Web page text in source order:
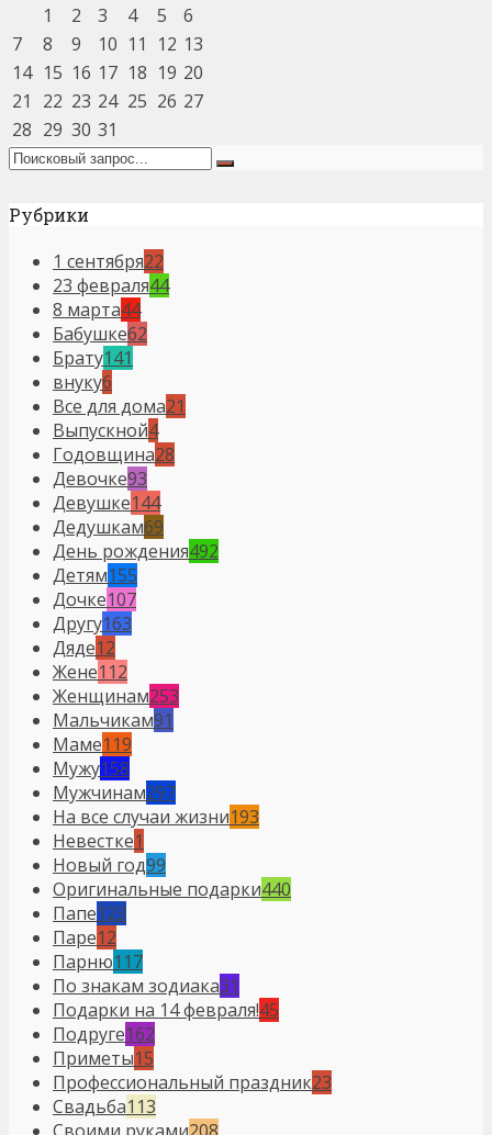
1
2 3 4 5
6
7
8 9 10 11 12 13
14 15 16 17 18 19 20
21
22 23 24 25 26 27
28 29 30 31
Рубрики
1 сентября22
23 февраля44
8 марта44
Бабушке62
Брату141
внуку6
Все для дома21
Выпускной4
Годовщина28
Девочке93
Девушке144
Дедушкам69
День рождения492
Детям155
Дочке107
Другу163
Дяде12
Жене112
Женщинам253
Мальчикам91
Маме119
Мужу158
Мужчинам297
На все случаи жизни193
Невестке1
Новый год99
Оригинальные подарки440
Папе123
Паре12
Парню117
По знакам зодиака31
Подарки на 14 февраля!45
Подруге162
Приметы15
Профессиональный праздник23
Свадьба113